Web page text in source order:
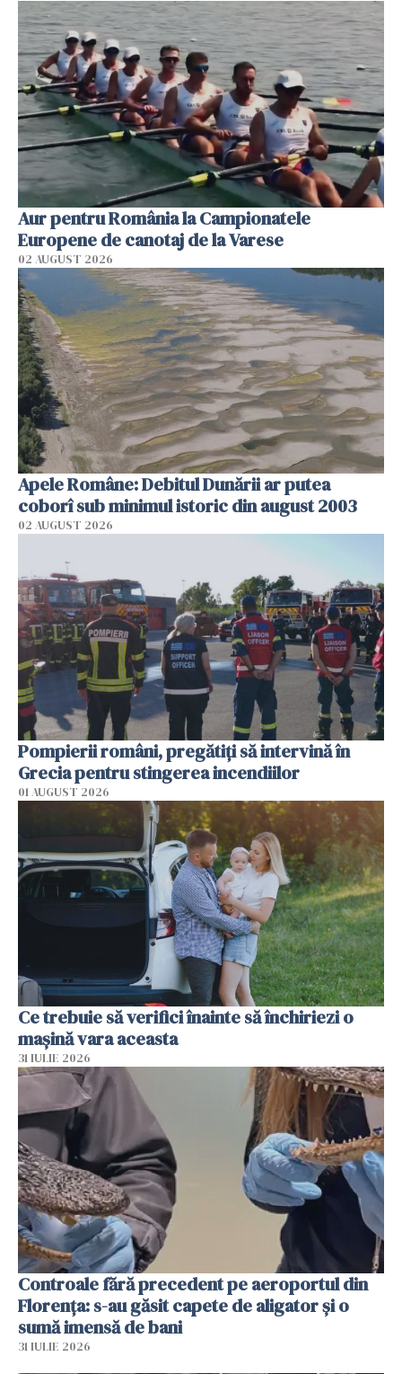
Aur pentru România la Campionatele
Europene de canotaj de la Varese
02 AUGUST 2026
Apele Române: Debitul Dunării ar putea
coborî sub minimul istoric din august 2003
02 AUGUST 2026
Pompierii români, pregătiţi să intervină în
Grecia pentru stingerea incendiilor
01 AUGUST 2026
Ce trebuie să verifici înainte să închiriezi o
mașină vara aceasta
31 IULIE 2026
Controale fără precedent pe aeroportul din
Florența: s-au găsit capete de aligator și o
sumă imensă de bani
31 IULIE 2026